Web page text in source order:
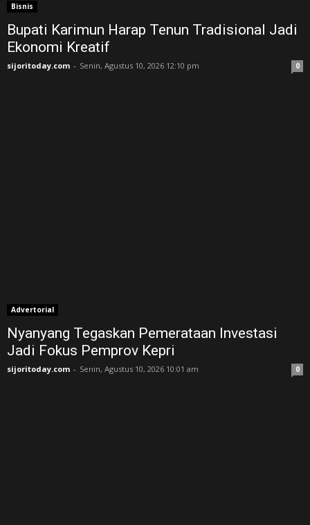
Bisnis
Bupati Karimun Harap Tenun Tradisional Jadi
Ekonomi Kreatif
sijoritoday.com - Senin, Agustus 10, 2026 12:10 pm 0
Advertorial
Nyanyang Tegaskan Pemerataan Investasi
Jadi Fokus Pemprov Kepri
sijoritoday.com - Senin, Agustus 10, 2026 10:01 am 0